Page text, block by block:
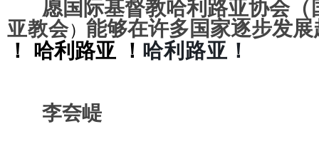
愿国际基督教哈利路亚协会（
亚教会） 能够在许多国家逐步发展
！ 哈利路亚 ！ 哈利路亚！
李夽崼